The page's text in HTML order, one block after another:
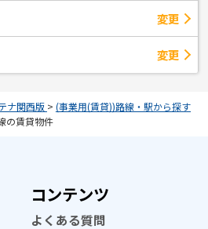
変更
変更
ナ関西版 > (事業用(賃貸))路線・駅から探す
の賃貸物件
コンテンツ
よくある質問